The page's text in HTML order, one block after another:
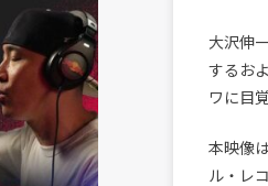
大沢伸
するお
ワに目
本映像
ル・レ